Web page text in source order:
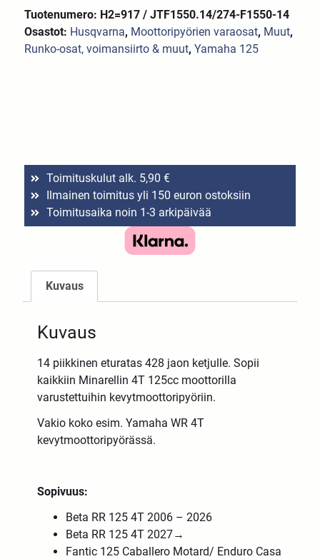
Tuotenumero: H2=917 / JTF1550.14/274-F1550-14
Osastot: Husqvarna, Moottoripyörien varaosat, Muut,
Runko-osat, voimansiirto & muut,Yamaha 125
Toimituskulut alk. 5,90 €
Ilmainen toimitus yli 150 euron ostoksiin
Toimitusaika noin 1-3 arkipäivää
Kuvaus
Kuvaus
14 piikkinen eturatas 428 jaon ketjulle. Sopii
kaikkiin Minarellin 4T 125cc moottorilla
varustettuihin kevytmoottoripyöriin.
Vakio koko esim. Yamaha WR 4T
kevytmoottoripyörässä.
Sopivuus:
Beta RR 125 4T 2006 – 2026
Beta RR 125 4T2027→
Fantic 125 Caballero Motard/ Enduro Casa